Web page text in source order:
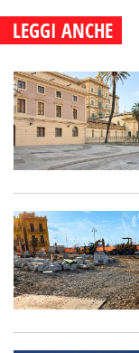
LEGGI ANCHE